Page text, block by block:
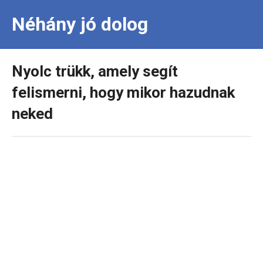
Néhány jó dolog
Nyolc trükk, amely segít
felismerni, hogy mikor hazudnak
neked